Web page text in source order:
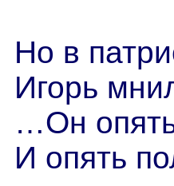
Но в
Игорь
…Он
И опять